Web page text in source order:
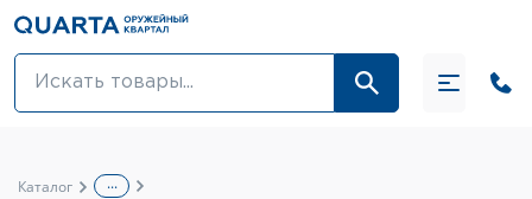
Оптовикам
Каталог ...